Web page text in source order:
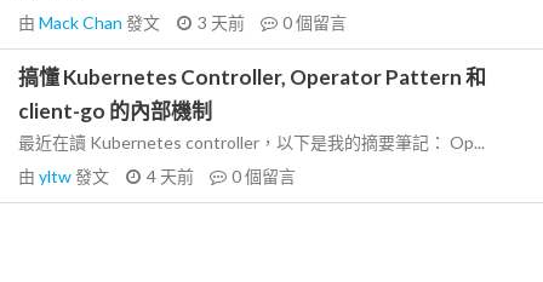
由 Mack Chan 發文 3 天前 0個留言
搞懂 Kubernetes Controller, Operator Pattern 和
client-go 的內部機制
最近在讀 Kubernetes controller，以下是我的摘要筆記： Op...
由 yltw發文 4 天前 0個留言